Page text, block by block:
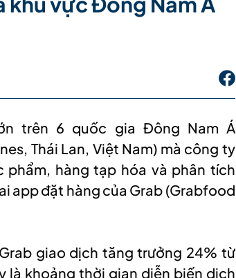
trên 6 quốc gia Đông Nam Á
Thái Lan, Việt Nam) mà công ty
hàng tạp hóa và phân tích
app đặt hàng của Grab (Grabfood
giao dịch tăng trưởng 24% từ
là khoảng thời gian diễn biến dịch